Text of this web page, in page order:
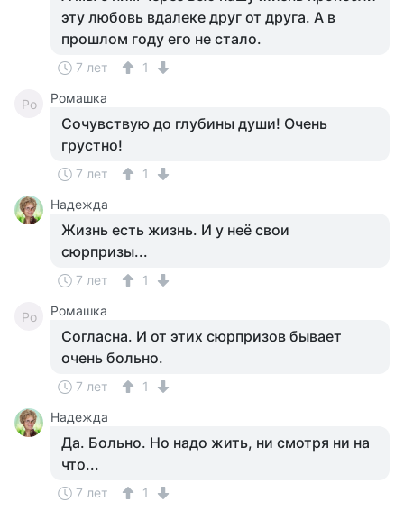
эту любовь вдалеке друг от друга. А в
прошлом году его не стало.
7 лет 1
Ро Ромашка
Сочувствую до глубины души! Очень
грустно!
7 лет
1
Надежда
Жизнь есть жизнь. И у неё свои
сюрпризы...
7 лет 1
Ро Ромашка
Согласна. И от этих сюрпризов бывает
очень больно.
7 лет
1
Надежда
Да. Больно. Но надо жить, ни смотря ни на
что...
7 лет 1